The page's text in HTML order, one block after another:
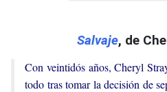
Salvaje, de
Con veintidós años, Cheryl
todo tras tomar la decisión de